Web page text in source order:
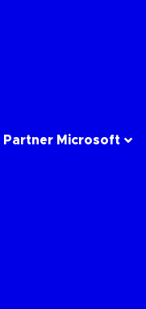
Partner Microsoft